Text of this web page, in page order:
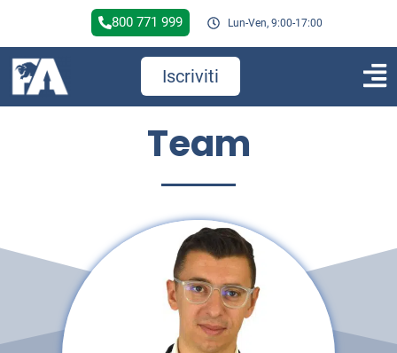
800 771 999 Lun-Ven, 9:00-17:00
Iscriviti
Team